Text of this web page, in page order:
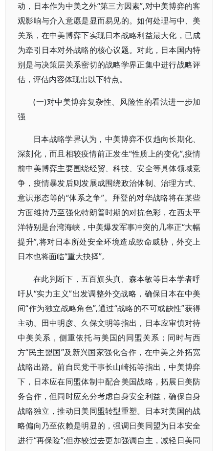
动，日本作为中美之外“第三方因素”,对中美博弈的客
观影响与介入意愿是显而易见的。如何处理与中、美
关系，在中美博弈下实现日本战略利益最大化，已成
为牵引日本对外战略的核心议题。对此，日本国内特
别是与决策层关系密切的战略学界正集中进行战略评
估，评估内容体现出以下特点。
(一)对中美博弈复杂性、风险性的看法进一步加
强
日本战略学界认为，中美博弈不仅趋向长期化、
深刻化，而且相较疫情前正发生“性质上的变化”,疫情
前中美博弈主要围绕经贸、科技、安全等具体领域竞
争，疫情暴发后则发展成围绕政治体制、治理方式、
意识形态等的“体系之争”。拜登的对华战略将在某些
方面维持乃至强化特朗普时期的对抗色彩，在西太平
洋特别是台湾海峡，中美爆发军事冲突的几率正“大幅
提升”,将对日本所处安全环境造成致命威胁，外交上
日本也将面临“重大抉择”。
在此判断下，五百旗头真、森本敏等日本学者呼
吁从“实力主义”出发调整外交战略，确保日本在中美
间“作为独立战略角色”,通过“战略的不可或缺性”获得
主动。田中明彦、久保文明等指出，日本应审慎对待
中美关系，侧重依托与美国的同盟关系；同时与西
方“民主盟国”及新兴国家强化合作，在中美之外拓宽
战略出路。前自民党干事长山崎拓等指出，中美博弈
下，日本应在同盟体制中配合美国战略，拓展日美防
务合作，但同时应充分考虑自身安全利益，确保自身
战略独立，推动日美同盟转型重塑。日本对美国的战
略偏向乃至依赖是明显的，强调日美同盟为日本安全
进行“再保险”;但亦较过去更加强调自主，减轻日美同